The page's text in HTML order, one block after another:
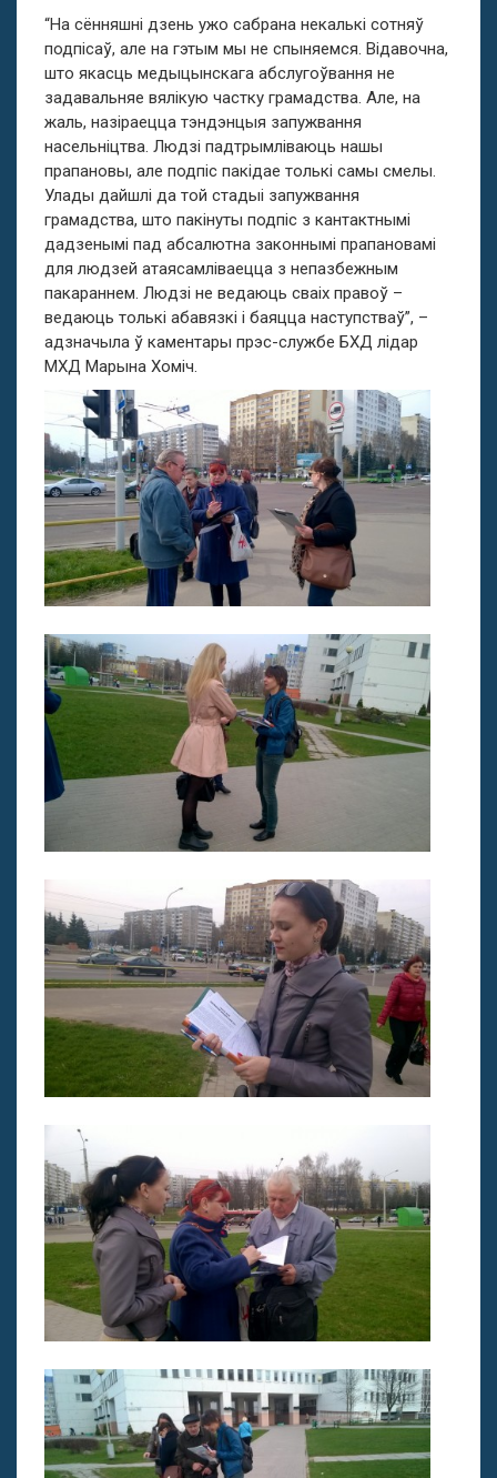
“На сённяшні дзень ужо сабрана некалькі сотняў
подпісаў, але на гэтым мы не спыняемся. Відавочна,
што якасць медыцынскага абслугоўвання не
задавальняе вялікую частку грамадства. Але, на
жаль, назіраецца тэндэнцыя запужвання
насельніцтва. Людзі падтрымліваюць нашы
прапановы, але подпіс пакідае толькі самы смелы.
Улады дайшлі да той стадыі запужвання
грамадства, што пакінуты подпіс з кантактнымі
дадзенымі пад абсалютна законнымі прапановамі
для людзей атаясамліваецца з непазбежным
пакараннем. Людзі не ведаюць сваіх правоў –
ведаюць толькі абавязкі і баяцца наступстваў”, –
адзначыла ў каментары прэс-службе БХД лідар
МХД Марына Хоміч.